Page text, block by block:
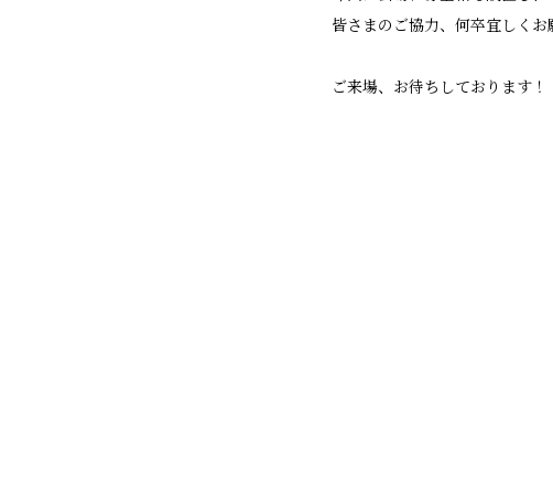
皆さまのご協力、何卒宜しくお
ご来場、お待ちしております！